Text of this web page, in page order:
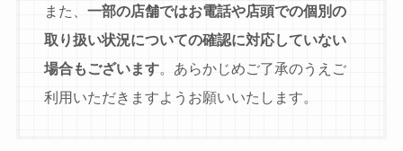
また、 一部の店舗ではお電話や店頭での個別の
取り扱い状況についての確認に対応していない
場合もございます。あらかじめご了承のうえご
利用いただきますようお願いいたします。